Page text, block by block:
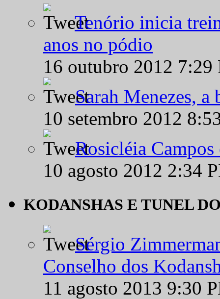
Tenório inicia
anos no pódio
16 outubro 2012
Sarah Menezes,
10 setembro 2012
Rosicléia
10 agosto 2012 2:34
KODANSHAS E TUNEL
Sérgio
Conselho dos
11 agosto 2013 9:30